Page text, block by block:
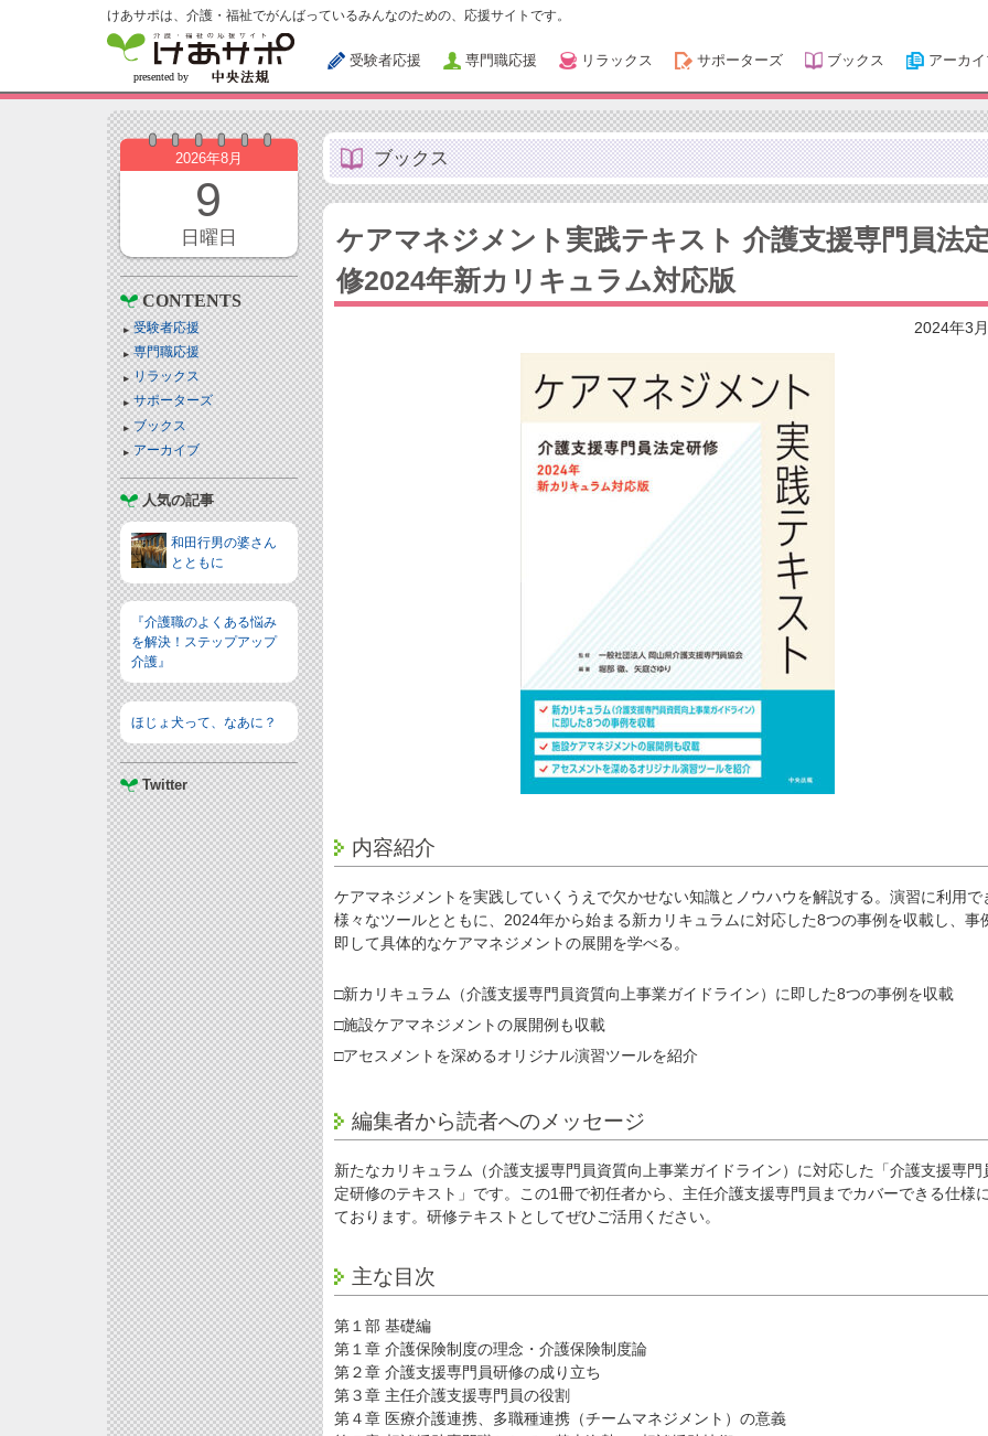
けあサポは、介護・福祉でがんばっているみんなのための、応援サイトです。
受験者応援 専門職応援 リラックス サポーターズ ブックス アーカ
2026年8月
9
日曜日
CONTENTS
受験者応援
専門職応援
リラックス
サポーターズ
ブックス
アーカイブ
人気の記事
和田行男の婆さん
とともに
『介護職のよくある悩み
を解決！ステップアップ
介護』
ほじょ犬って、なあに？
Twitter
ブックス
ケアマネジメント実践テキスト 介護支援専門員法
修2024年新カリキュラム対応版
2024年3
内容紹介
ケアマネジメントを実践していくうえで欠かせない知識とノウハウを解説する。演習に利用で
様々なツールとともに、2024年から始まる新カリキュラムに対応した8つの事例を収載し、事
即して具体的なケアマネジメントの展開を学べる。
□新カリキュラム（介護支援専門員資質向上事業ガイドライン）に即した8つの事例を収載
□施設ケアマネジメントの展開例も収載
□アセスメントを深めるオリジナル演習ツールを紹介
編集者から読者へのメッセージ
新たなカリキュラム（介護支援専門員資質向上事業ガイドライン）に対応した「介護支援専門
定研修のテキスト」です。この1冊で初任者から、主任介護支援専門員までカバーできる仕様
ております。研修テキストとしてぜひご活用ください。
主な目次
第１部 基礎編
第１章 介護保険制度の理念・介護保険制度論
第２章 介護支援専門員研修の成り立ち
第３章 主任介護支援専門員の役割
第４章 医療介護連携、多職種連携（チームマネジメント）の意義